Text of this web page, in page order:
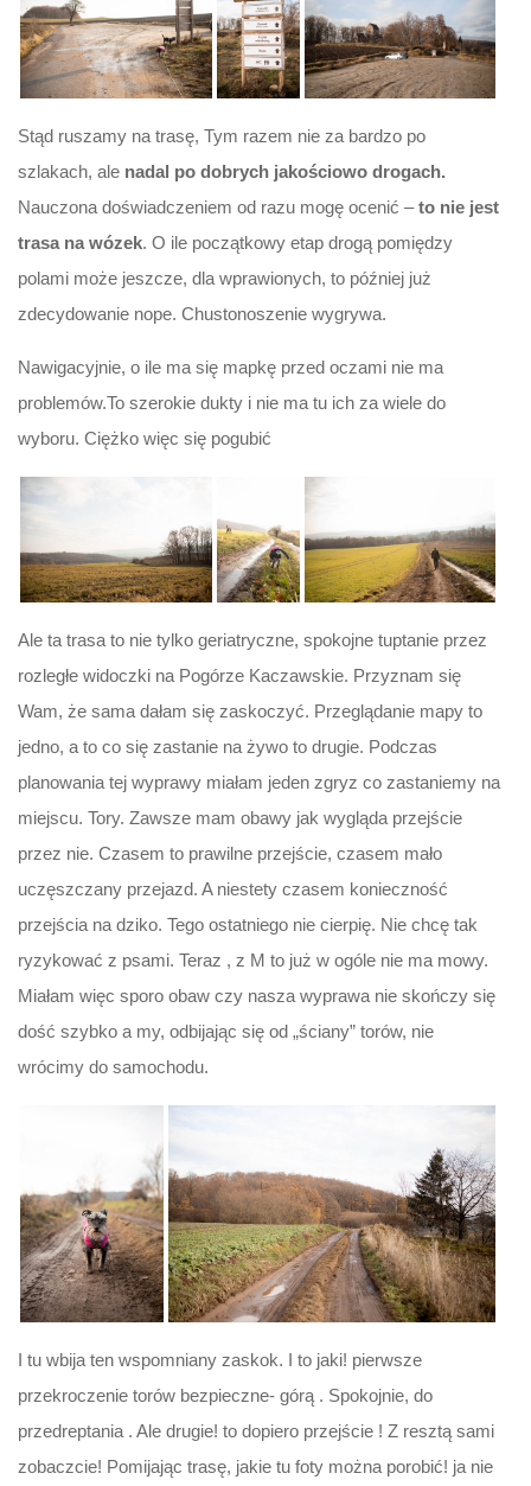
Stąd ruszamy na trasę, Tym razem nie za bardzo po
szlakach, ale nadal po dobrych jakościowo drogach.
Nauczona doświadczeniem od razu mogę ocenić –to nie jest
trasa na wózek. O ile początkowy etap drogą pomiędzy
polami może jeszcze, dla wprawionych, to później już
zdecydowanie nope. Chustonoszenie wygrywa.
Nawigacyjnie, o ile ma się mapkę przed oczami nie ma
problemów.To szerokie dukty i nie ma tu ich za wiele do
wyboru. Ciężko więc się pogubić
Ale ta trasa to nie tylko geriatryczne, spokojne tuptanie przez
rozległe widoczki na Pogórze Kaczawskie. Przyznam się
Wam, że sama dałam się zaskoczyć. Przeglądanie mapy to
jedno, a to co się zastanie na żywo to drugie. Podczas
planowania tej wyprawy miałam jeden zgryz co zastaniemy na
miejscu. Tory. Zawsze mam obawy jak wygląda przejście
przez nie. Czasem to prawilne przejście, czasem mało
uczęszczany przejazd. A niestety czasem konieczność
przejścia na dziko. Tego ostatniego nie cierpię. Nie chcę tak
ryzykować z psami. Teraz , z M to już w ogóle nie ma mowy.
Miałam więc sporo obaw czy nasza wyprawa nie skończy się
dość szybko a my, odbijając się od „ściany” torów, nie
wrócimy do samochodu.
I tu wbija ten wspomniany zaskok. I to jaki! pierwsze
przekroczenie torów bezpieczne- górą . Spokojnie, do
przedreptania . Ale drugie! to dopiero przejście ! Z resztą sami
zobaczcie! Pomijając trasę, jakie tu foty można porobić! ja nie